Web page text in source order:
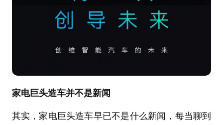
家电巨头造车并不是新闻
其实，家电巨头造车早已不是什么新闻，每当聊到